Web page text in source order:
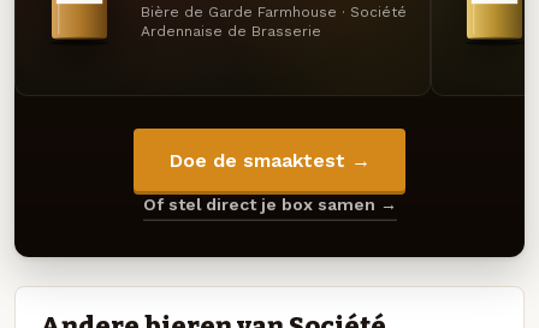
Bière de Garde Farmhouse · Société
Ardennaise de Brasserie
Doe de smaaktest →
Of stel direct je box samen →